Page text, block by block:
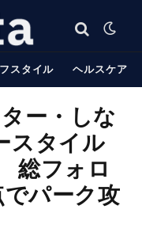
スタイル ヘルスケア
ー・しな
スタイル
総フォロ
パーク攻